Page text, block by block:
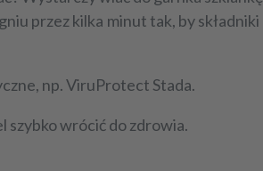
przez kilka minut tak, by
np. ViruProtect Stada.
szybko wrócić do zdrowia.